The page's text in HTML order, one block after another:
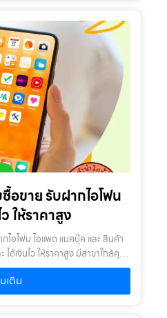
เครื่องเพื่อป้องกันข้อมูลส่วนตัวรั่ว
รื่องแบบพร้อมใช้งาน เพื่อประเมิน
ช็กเงื่อนไขดอกเบี้ยก่อน แม้บทความ
นำ” แทนควรอ่านให้ครบ ดอกเบี้ย
ารถเช็กข้อมูลอ้างอิงดอกเบี้ยจาก
เลือกร้านที่น่าเชื่อถือ มีหน้าร้าน
จที่ไม่มีตัวตนเว็บ รับซื้อขายไอ
ช็คตรงไปตรงมา และรับซื้อทุกรุ่น
วามมั่นใจว่าข้อมูลของตนเอง
ำไปขายหรือจำนำนั้นส่งผลโดยตรง
งสูงขึ้นเท่านั้นเว็บ รับซื้อขายไอ
มูลอ้างอิงเกี่ยวกับการจำนำ
ำนำไอโฟน รับจำนำไอโฟน
จ้งความประสงค์ของท่าน : ว่า
งรุ่นสินค้า และ ประเมินราคาสินค้า
ยผู้จำนำต้องเตรียมเอกสาร สำเนา
นยันการเป็นเจ้าของสินค้า3. ตรวจ
ระยะเวลาผ่อนชำระตั้งแต่ 60 วัน
ยต่อปีไม่เกิน 15% ตามที่กฏหมาย
5 บาท/วัน ท่านโอนเงินค่าบริการ
ราดอกเบี้ยร้อยละ 15 ต่อปี โดย
ธรรมเนียม ใดๆ เมื่อรวมกันแล้ว
ำนำ1. ผู้จำนำ ต้องเป็นเจ้าของ
ของสินค้า โดยเราจะไม่รับจำนำ
ร โดยสินค้าต้องอยู่ในสภาพดี ไม่
อขาย รับฝากไอโฟน
ให้ราคาสูง
ไอโฟน ไอแพด แมคบุ๊ค และ สินค้า
ได้เงินไว ให้ราคาสูง มีสาขาใกล้คุณ
ซื้อขายไอโฟน.com บริการรับซื้อ
ชนิด ไม่ว่าจะเป็น ไอโฟน ไอแพด แม
ะเป๋า นาฬิกา ทีวี จักรยาน เครื่อง
เติม